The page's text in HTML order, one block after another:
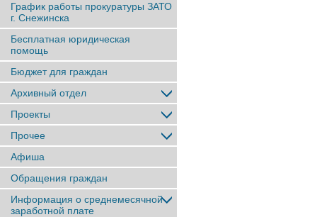
График работы прокуратуры ЗАТО
г. Снежинска
Бесплатная юридическая
помощь
Бюджет для граждан
Архивный отдел
Проекты
Прочее
Афиша
Обращения граждан
Информация о среднемесячной
заработной плате